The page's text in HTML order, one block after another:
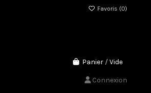
Favoris (0)
Panier /Vide
Connexion